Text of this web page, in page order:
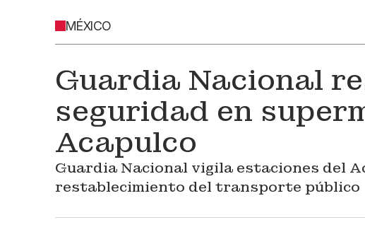
MÉXICO
Guardia Nacional
seguridad en
Acapulco
Guardia Nacional vigila estaciones del
restablecimiento del transporte público